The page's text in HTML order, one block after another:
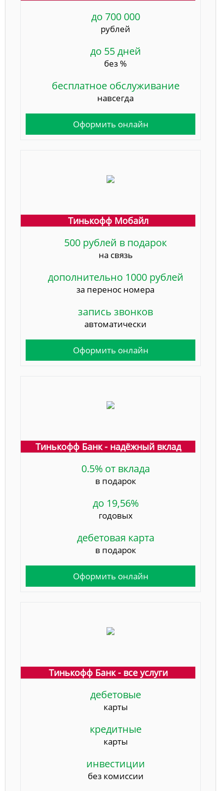
до 700 000
рублей
до 55 дней
без %
бесплатное обслуживание
навсегда
Оформить онлайн
Тинькофф Мобайл
500 рублей в подарок
на связь
дополнительно 1000 рублей
за перенос номера
запись звонков
автоматически
Оформить онлайн
Тинькофф Банк - надёжный вклад
0.5% от вклада
в подарок
до 19,56%
годовых
дебетовая карта
в подарок
Оформить онлайн
Тинькофф Банк - все услуги
дебетовые
карты
кредитные
карты
инвестиции
без комиссии